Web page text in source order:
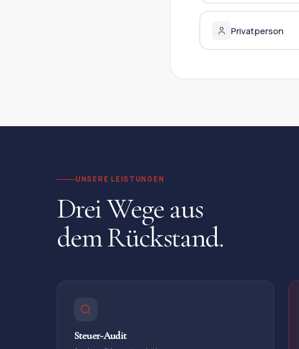
Privatperson
UNSERE LEISTUNGEN
Drei Wege aus
dem Rückstand.
Steuer-Audit